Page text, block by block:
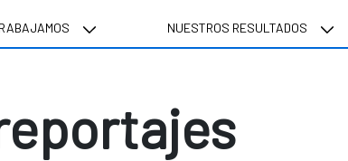
NUESTROS RESULTADOS